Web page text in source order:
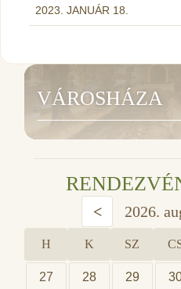
2023. JANUÁR 18.
VÁROSHÁZA
< 2026.
H K SZ
27 28 29